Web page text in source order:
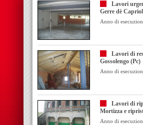
Lavori
Gerre dè
Anno di
Lavori di
Gossolengo (Pc)
Anno di
Lavori di
Mortizza e
Anno di